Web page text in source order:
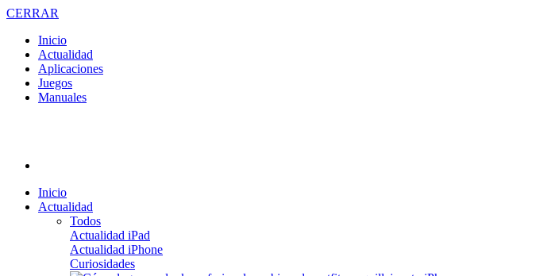
CERRAR
Inicio
Actualidad
Aplicaciones
Juegos
Manuales
Inicio
Actualidad
Todos
Actualidad iPad
Actualidad iPhone
Curiosidades